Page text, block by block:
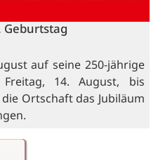
auf seine 250-jährige
14. August, bis
Ortschaft das Jubiläum